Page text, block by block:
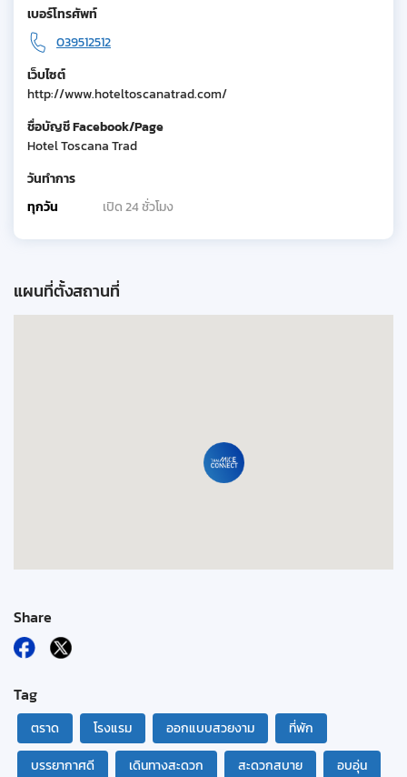
เบอร์โทรศัพท์
039512512
เว็บไซต์
http://www.hoteltoscanatrad.com/
ชื่อบัญชี Facebook/Page
Hotel Toscana Trad
วันทำการ
ทุกวัน
เปิด 24 ชั่วโมง
แผนที่ตั้งสถานที่
Share
Tag
ตราด โรงแรม ออกแบบสวยงาม
ที่พัก
บรรยากาศดี
เดินทางสะดวก สะดวกสบาย
อบอุ่น